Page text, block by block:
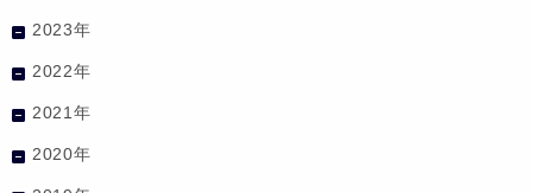
2023年
2022年
2021年
2020年